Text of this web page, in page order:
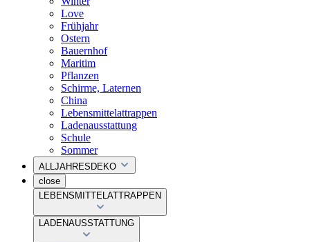
Love
Frühjahr
Ostern
Bauernhof
Maritim
Pflanzen
Schirme, Laternen
China
Lebensmittelattrappen
Ladenausstattung
Schule
Sommer
ALLJAHRESDEKO
close
LEBENSMITTELATTRAPPEN
LADENAUSSTATTUNG